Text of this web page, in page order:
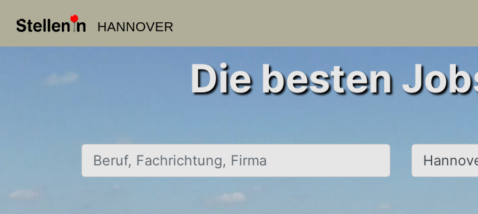
HANNOVER
Die besten
Beruf, Fachrichtung, Firma Ort, Stadt